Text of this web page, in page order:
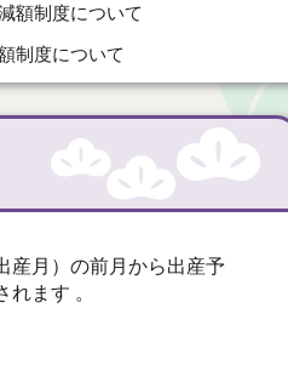
額制度について
制度について
産月）の前月から出産予
ます 。